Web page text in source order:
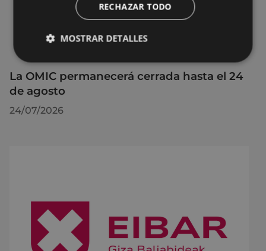
La OMIC permanecerá cerrada hasta el 24
de agosto
24/07/2026
RECHAZAR TODO
MOSTRAR DETALLES